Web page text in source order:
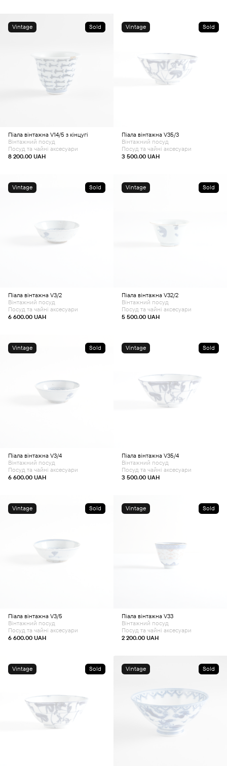
Vintage Sold
Піала вінтажна V14/5 з кінцугі
8 200.00 UAH
Вінтажний посуд
Посуд та чайні аксесуари
Vintage Sold
Піала вінтажна V35/3
3 500.00 UAH
Вінтажний посуд
Посуд та чайні аксесуари
Vintage Sold
Піала вінтажна V3/2
6 600.00 UAH
Вінтажний посуд
Посуд та чайні аксесуари
Vintage Sold
Піала вінтажна V32/2
5 500.00 UAH
Вінтажний посуд
Посуд та чайні аксесуари
Vintage Sold
Піала вінтажна V3/4
6 600.00 UAH
Вінтажний посуд
Посуд та чайні аксесуари
Vintage Sold
Піала вінтажна V35/4
3 500.00 UAH
Вінтажний посуд
Посуд та чайні аксесуари
Vintage Sold
Піала вінтажна V3/5
6 600.00 UAH
Вінтажний посуд
Посуд та чайні аксесуари
Vintage Sold
Піала вінтажна V33
2 200.00 UAH
Вінтажний посуд
Посуд та чайні аксесуари
Vintage Sold Vintage Sold